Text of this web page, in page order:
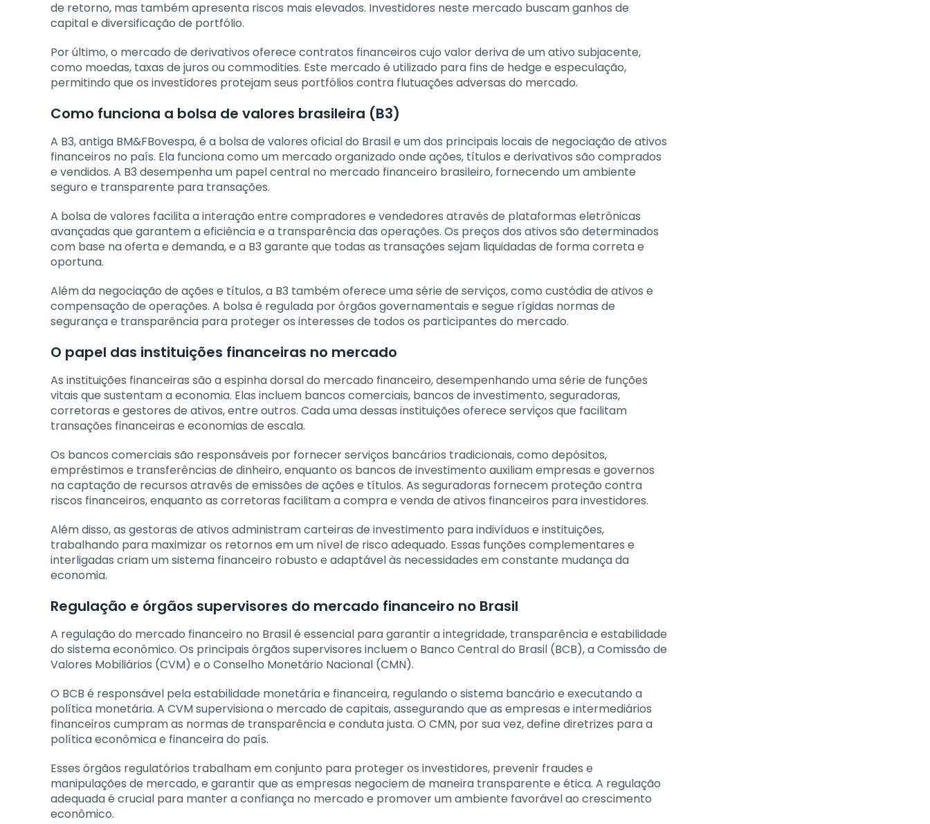
de retorno, mas também apresenta riscos mais elevados. Investidores neste mercado buscam ganhos de
capital e diversificação de portfólio.
Por último, o mercado de derivativos oferece contratos financeiros cujo valor deriva de um ativo subjacente,
como moedas, taxas de juros ou commodities. Este mercado é utilizado para fins de hedge e especulação,
permitindo que os investidores protejam seus portfólios contra flutuações adversas do mercado.
Como funciona a bolsa de valores brasileira (B3)
A B3, antiga BM&FBovespa, é a bolsa de valores oficial do Brasil e um dos principais locais de negociação de ativos
financeiros no país. Ela funciona como um mercado organizado onde ações, títulos e derivativos são comprados
e vendidos. A B3 desempenha um papel central no mercado financeiro brasileiro, fornecendo um ambiente
seguro e transparente para transações.
A bolsa de valores facilita a interação entre compradores e vendedores através de plataformas eletrônicas
avançadas que garantem a eficiência e a transparência das operações. Os preços dos ativos são determinados
com base na oferta e demanda, e a B3 garante que todas as transações sejam liquidadas de forma correta e
oportuna.
Além da negociação de ações e títulos, a B3 também oferece uma série de serviços, como custódia de ativos e
compensação de operações. A bolsa é regulada por órgãos governamentais e segue rígidas normas de
segurança e transparência para proteger os interesses de todos os participantes do mercado.
O papel das instituições financeiras no mercado
As instituições financeiras são a espinha dorsal do mercado financeiro, desempenhando uma série de funções
vitais que sustentam a economia. Elas incluem bancos comerciais, bancos de investimento, seguradoras,
corretoras e gestores de ativos, entre outros. Cada uma dessas instituições oferece serviços que facilitam
transações financeiras e economias de escala.
Os bancos comerciais são responsáveis por fornecer serviços bancários tradicionais, como depósitos,
empréstimos e transferências de dinheiro, enquanto os bancos de investimento auxiliam empresas e governos
na captação de recursos através de emissões de ações e títulos. As seguradoras fornecem proteção contra
riscos financeiros, enquanto as corretoras facilitam a compra e venda de ativos financeiros para investidores.
Além disso, as gestoras de ativos administram carteiras de investimento para indivíduos e instituições,
trabalhando para maximizar os retornos em um nível de risco adequado. Essas funções complementares e
interligadas criam um sistema financeiro robusto e adaptável às necessidades em constante mudança da
economia.
Regulação e órgãos supervisores do mercado financeiro no Brasil
A regulação do mercado financeiro no Brasil é essencial para garantir a integridade, transparência e estabilidade
do sistema econômico. Os principais órgãos supervisores incluem o Banco Central do Brasil (BCB), a Comissão de
Valores Mobiliários (CVM) e o Conselho Monetário Nacional (CMN).
O BCB é responsável pela estabilidade monetária e financeira, regulando o sistema bancário e executando a
política monetária. A CVM supervisiona o mercado de capitais, assegurando que as empresas e intermediários
financeiros cumpram as normas de transparência e conduta justa. O CMN, por sua vez, define diretrizes para a
política econômica e financeira do país.
Esses órgãos regulatórios trabalham em conjunto para proteger os investidores, prevenir fraudes e
manipulações de mercado, e garantir que as empresas negociem de maneira transparente e ética. A regulação
adequada é crucial para manter a confiança no mercado e promover um ambiente favorável ao crescimento
econômico.